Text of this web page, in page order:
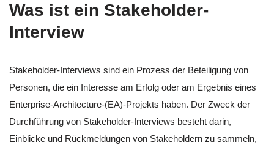
Was ist ein Stakeholder-
Interview
Stakeholder-Interviews sind ein Prozess der Beteiligung von
Personen, die ein Interesse am Erfolg oder am Ergebnis eines
Enterprise-Architecture-(EA)-Projekts haben. Der Zweck der
Durchführung von Stakeholder-Interviews besteht darin,
Einblicke und Rückmeldungen von Stakeholdern zu sammeln,